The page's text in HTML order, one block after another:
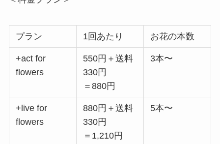
プラン 1回あたり お花の本数
+act for
flowers
550円＋送料
330円
＝880円
3本〜
+live for
flowers
880円＋送料
330円
＝1,210円
5本〜